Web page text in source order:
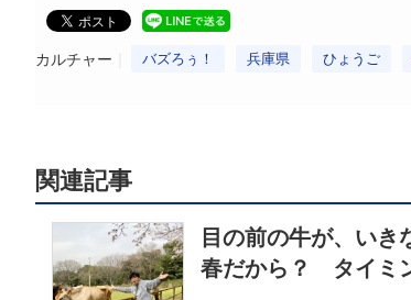
カルチャー バズろぅ！ 兵庫県 ひょうご
関連記事
目の前の牛が、い
春だから？ タイミ